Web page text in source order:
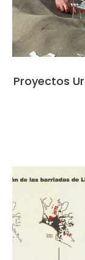
Proyectos